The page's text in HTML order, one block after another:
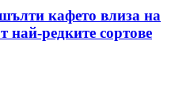
кафето влиза на
най-редките сортове